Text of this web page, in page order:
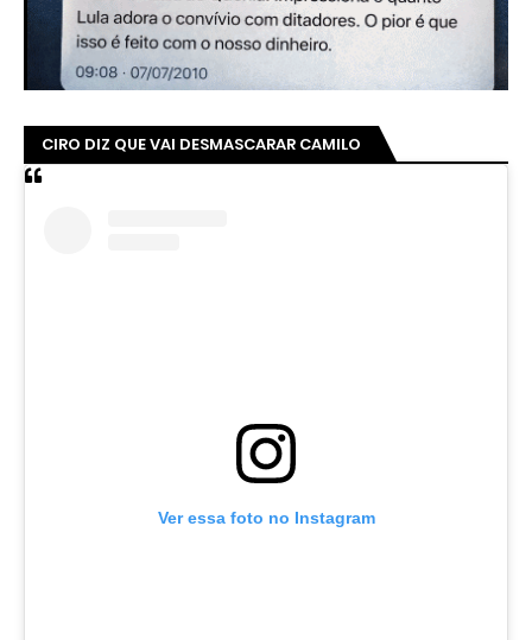
CIRO DIZ QUE VAI DESMASCARAR CAMILO
Ver essa foto no Instagram